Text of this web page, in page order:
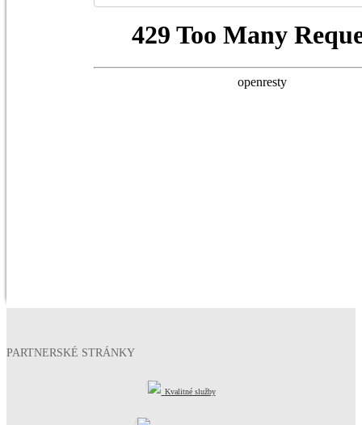
PARTNERSKÉ STRÁNKY
Kvalitné služby